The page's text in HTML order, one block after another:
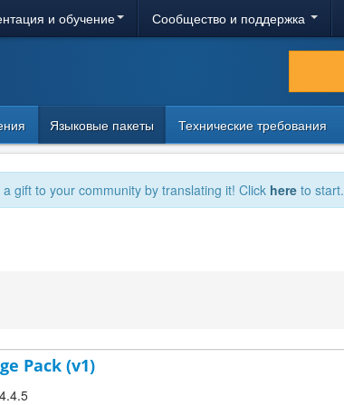
и обучение Сообщество и поддержка
Языковые пакеты Технические требования
gift to your community by translating it! Click here to start.
Pack (v1)